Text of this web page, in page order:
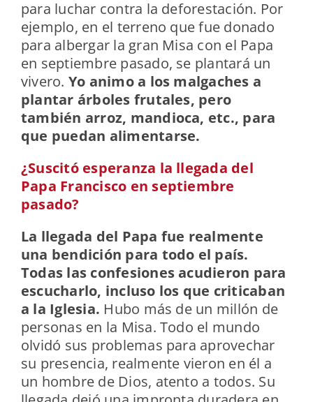
para luchar contra la deforestación. Por
ejemplo, en el terreno que fue donado
para albergar la gran Misa con el Papa
en septiembre pasado, se plantará un
vivero. Yo animo a los malgaches a
plantar árboles frutales, pero
también arroz, mandioca, etc., para
que puedan alimentarse.
¿Suscitó esperanza la llegada del
Papa Francisco en septiembre
pasado?
La llegada del Papa fue realmente
una bendición para todo el país.
Todas las confesiones acudieron para
escucharlo, incluso los que criticaban
a la Iglesia. Hubo más de un millón de
personas en la Misa. Todo el mundo
olvidó sus problemas para aprovechar
su presencia, realmente vieron en él a
un hombre de Dios, atento a todos. Su